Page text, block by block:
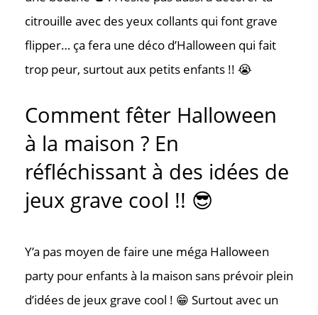
citrouille avec des yeux collants qui font grave
flipper… ça fera une déco d’Halloween qui fait
trop peur, surtout aux petits enfants !! 😭
Comment fêter Halloween
à la maison ? En
réfléchissant à des idées de
jeux grave cool !! 😎
Y’a pas moyen de faire une méga Halloween
party pour enfants à la maison sans prévoir plein
d’idées de jeux grave cool ! 😁 Surtout avec un